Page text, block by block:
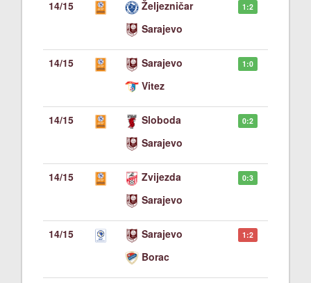
14/15
Željezničar
Sarajevo
1:2
14/15
Sarajevo
Vitez
1:0
14/15
Sloboda
Sarajevo
0:2
14/15
Zvijezda
Sarajevo
0:3
14/15
Sarajevo
Borac
1:2